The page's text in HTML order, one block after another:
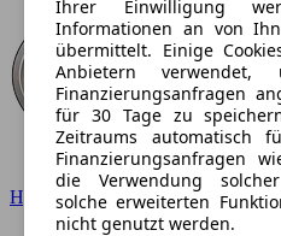
Hyundai
Ihrer Einwilligung
Informationen an von
übermittelt. Einige
Anbietern
Finanzierungsanfragen
für 30 Tage zu
Zeitraums automatisch
Finanzierungsanfragen
die Verwendung
solche erweiterten
nicht genutzt werden.